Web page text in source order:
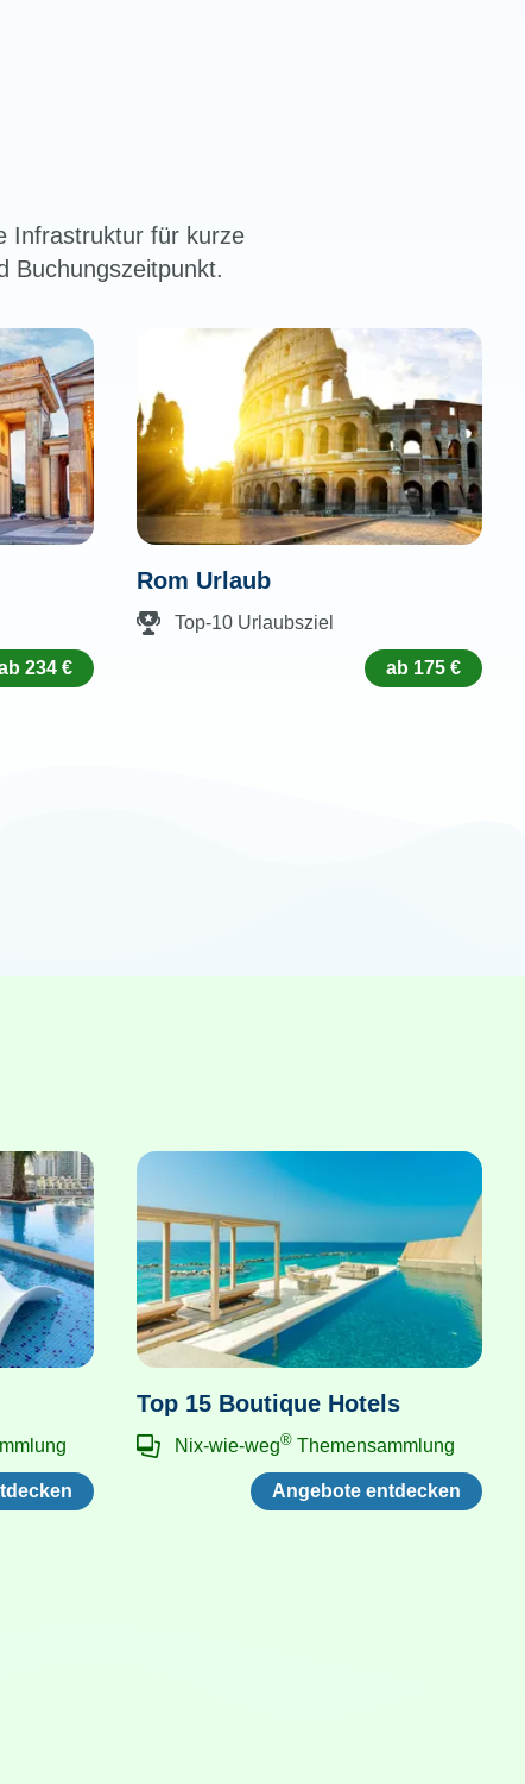
Infrastruktur für kurze
Buchungszeitpunkt.
234 €
Rom Urlaub
Top-10 Urlaubsziel
ab 175 €
Top 15 Boutique Hotels
Nix-wie-weg® Themensammlung
Angebote entdecken